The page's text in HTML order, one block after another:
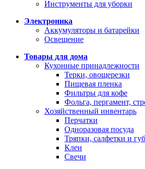
Инструменты для уборки
Электроника
Аккумуляторы и батарейки
Освещение
Товары для дома
Кухонные принадлежности
Терки, овощерезки
Пищевая пленка
Фильтры для кофе
Фольга, пергамент,
Хозяйственный инвентарь
Перчатки
Одноразовая посуда
Тряпки, салфетки и
Клеи
Свечи